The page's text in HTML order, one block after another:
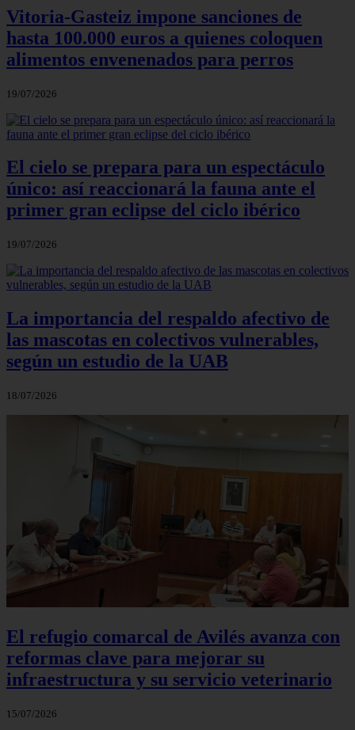
Vitoria-Gasteiz impone sanciones de
hasta 100.000 euros a quienes coloquen
alimentos envenenados para perros
19/07/2026
El cielo se prepara para un espectáculo
único: así reaccionará la fauna ante el
primer gran eclipse del ciclo ibérico
19/07/2026
La importancia del respaldo afectivo de
las mascotas en colectivos vulnerables,
según un estudio de la UAB
18/07/2026
El refugio comarcal de Avilés avanza con
reformas clave para mejorar su
infraestructura y su servicio veterinario
15/07/2026